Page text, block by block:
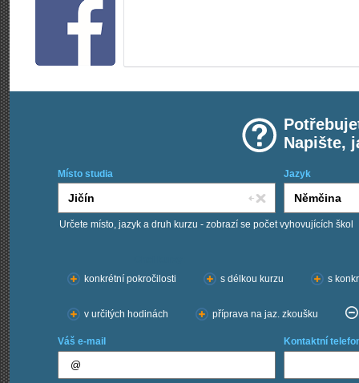
Napište,
Místo studia Jazyk
Určete místo, jazyk a druh kurzu - zobrazí se počet vyhovujících škol
konkrétní pokročilosti
s délkou kurzu s
v určitých hodinách příprava na jaz. zkoušku
Váš e-mail Kontaktní